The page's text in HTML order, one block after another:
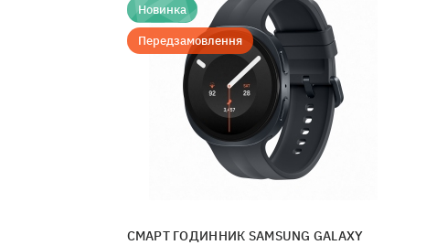
Новинка
Передзамовлення
СМАРТ ГОДИННИК SAMSUNG GALAXY